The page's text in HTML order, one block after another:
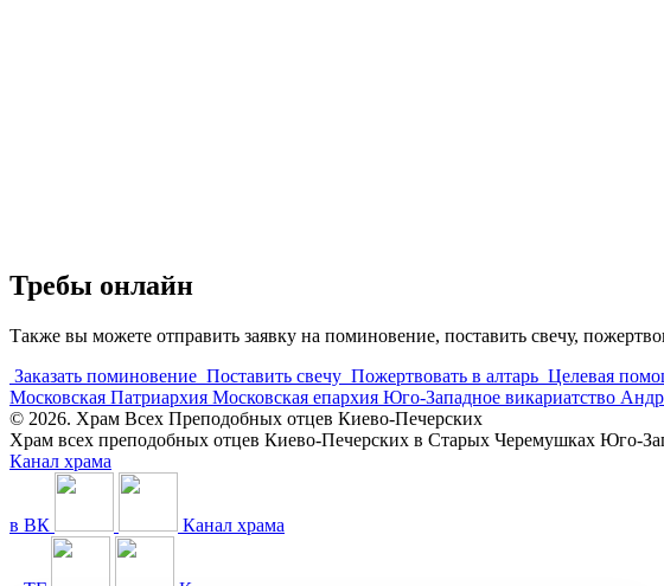
Требы онлайн
Также вы можете отправить заявку на поминовение, поставить свечу,
Заказать поминовение Поставить свечу Пожертвовать в алтарь Целевая
Московская Патриархия Московская епархия Юго-Западное викариатство
© 2026. Храм Всех Преподобных отцев Киево-Печерских
Храм всех преподобных отцев Киево-Печерских в Старых Черемушках Юго-
Канал храма
в ВК Канал храма